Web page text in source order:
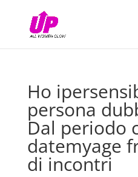
Ho
persona
Dal periodo
datemyage
di incontri